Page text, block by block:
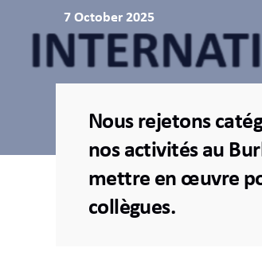
7 October 2025
Nous rejetons
nos activités au
mettre en œuvre
collègues.